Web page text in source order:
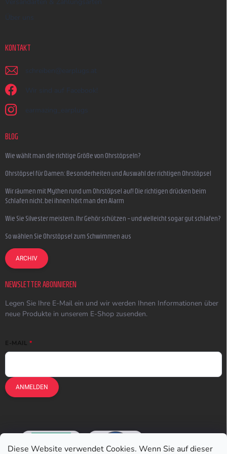
Diese Website verwendet Cookies. Wenn Sie auf dieser
Über uns
KONTAKT
schreiben @ earplugs.at
Wir sind auf Facebook!
earmazing_earplugs
BLOG
Wie wählt man die richtige Größe von Ohrstöpseln?
Ohrstöpsel für Damen: Besonderheiten und Auswahl der richtigen Ohrstöpsel
Wir räumen mit Mythen rund um Ohrstöpsel auf! Die richtigen drücken beim
Schlafen nicht, bei ihnen hört man den Alarm
Wie Sie Silvester meistern, Ihr Gehör schützen – und vielleicht sogar gut schlafen?
So wählen Sie Ohrstöpsel zum Schwimmen aus
ARCHIV
NEWSLETTER ABONNIEREN
Legen Sie Ihre E-Mail ein und wir werden Ihnen Informationen über
neue Produkte in unserem E-Shop zusenden.
E-MAIL
ANMELDEN